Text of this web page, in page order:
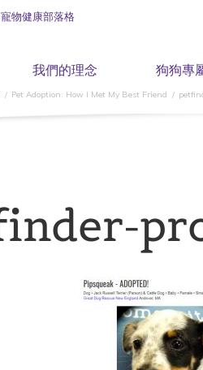
物健康部落格
我們的理念 狗狗專
Pet Adoption: How I Met My Best Friend